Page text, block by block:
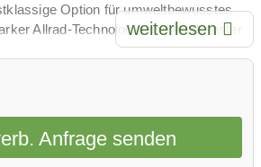
Option für umweltbewusstes
Allrad-Technologie und modernster
Elektro-SUV sind Sie bestens gerüstet
weiterlesen
Anfrage senden